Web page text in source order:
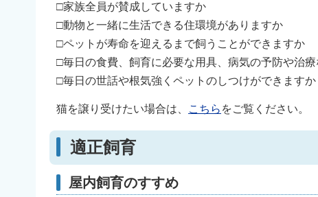
□家族全員が賛成していますか
□動物と一緒に生活できる住環境がありますか
□ペットが寿命を迎えるまで飼うことができますか
□毎日の食費、飼育に必要な用具、病気の予防や治
□毎日の世話や根気強くペットのしつけができますか
猫を譲り受けたい場合は、 こちら をご覧ください。
適正飼育
屋内飼育のすすめ